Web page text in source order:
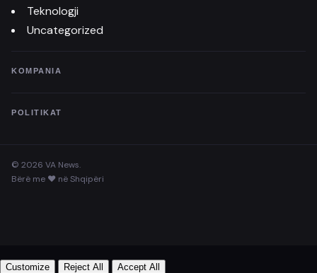
Teknologji
Uncategorized
KOMPANIA
POLITIKAT
© 2026 VA News.
Bërë me ♥ në Shqipëri
Customize Reject All Accept All